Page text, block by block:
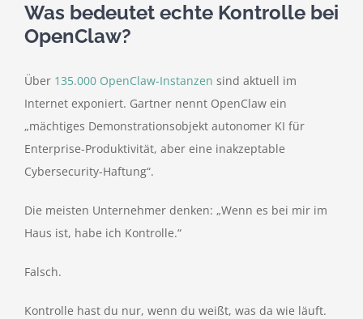
Was bedeutet echte Kontrolle bei
OpenClaw?
Über 135.000 OpenClaw-Instanzen sind aktuell im
Internet exponiert. Gartner nennt OpenClaw ein
„mächtiges Demonstrationsobjekt autonomer KI für
Enterprise-Produktivität, aber eine inakzeptable
Cybersecurity-Haftung“.
Die meisten Unternehmer denken: „Wenn es bei mir im
Haus ist, habe ich Kontrolle.“
Falsch.
Kontrolle hast du nur, wenn du weißt, was da wie läuft.